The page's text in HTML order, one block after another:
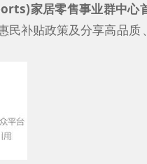
家居零售事业群中心
民补贴政策及分享高品质